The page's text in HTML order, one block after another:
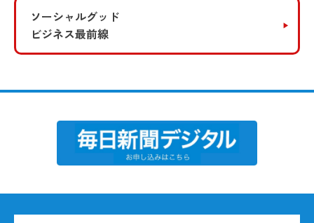
ソーシャルグッド
ビジネス最前線